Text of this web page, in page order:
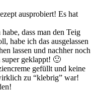
ausprobiert! Es hat
dass man den Teig
habe ich das ausgelassen
lassen und nachher noch
super geklappt! 🙂
gefüllt und keine
zu “klebrig” war!